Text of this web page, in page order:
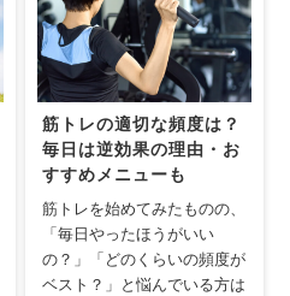
筋トレの適切な頻度は？
毎日は逆効果の理由・お
すすめメニューも
筋トレを始めてみたものの、
「毎日やったほうがいい
の？」「どのくらいの頻度が
ベスト？」と悩んでいる方は